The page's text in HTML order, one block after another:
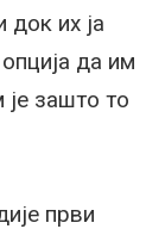
док их ја
да им
је зашто то
први